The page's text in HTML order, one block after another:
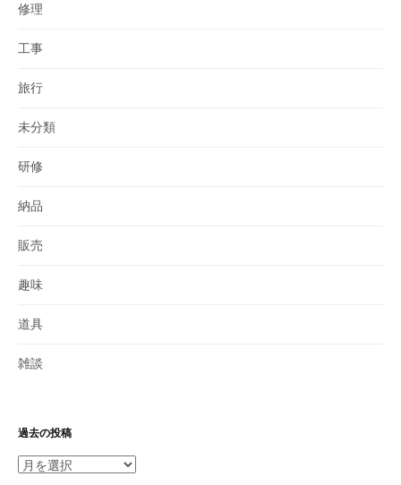
修理
工事
旅行
未分類
研修
納品
販売
趣味
道具
雑談
過去の投稿
過